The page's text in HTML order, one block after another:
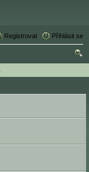
Přihlásit se
Registrovat